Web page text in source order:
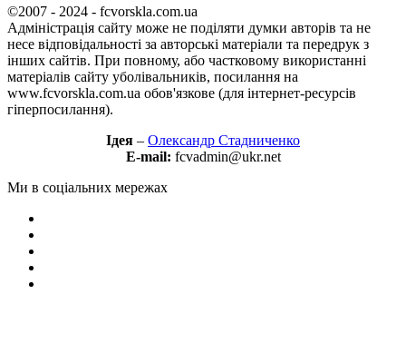
©2007 - 2024 - fcvorskla.com.ua
Адміністрація сайту може не поділяти думки авторів та не
несе відповідальності за авторські матеріали та передрук з
інших сайтів. При повному, або частковому використанні
матеріалів сайту уболівальників, посилання на
www.fcvorskla.com.ua обов'язкове (для інтернет-ресурсів
гіперпосилання).
Ідея – Олександр Стадниченко
E-mail: fcvadmin@ukr.net
Ми в соціальних мережах